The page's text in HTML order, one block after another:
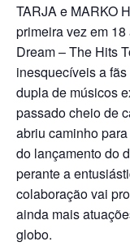
TARJA e MARKO
primeira vez em
Dream – The Hits
inesquecíveis a
dupla de músicos
passado cheio de
abriu caminho
do lançamento do
perante a
colaboração vai
ainda mais
globo.